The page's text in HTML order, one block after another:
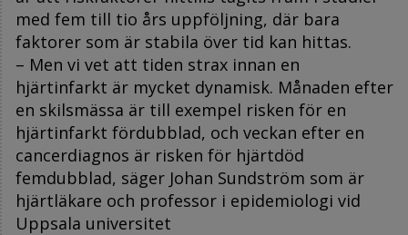
med fem till tio års uppföljning, där bara
faktorer som är stabila över tid kan hittas.
– Men vi vet att tiden strax innan en
hjärtinfarkt är mycket dynamisk. Månaden efter
en skilsmässa är till exempel risken för en
hjärtinfarkt fördubblad, och veckan efter en
cancerdiagnos är risken för hjärtdöd
femdubblad, säger Johan Sundström som är
hjärtläkare och professor i epidemiologi vid
Uppsala universitet